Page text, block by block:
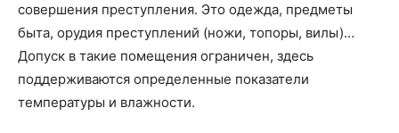
совершения преступления. Это одежда, предметы
быта, орудия преступлений (ножи, топоры, вилы)…
Допуск в такие помещения ограничен, здесь
поддерживаются определенные показатели
температуры и влажности.